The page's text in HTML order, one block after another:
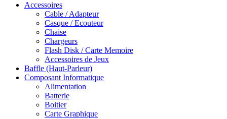
Accessoires
Cable / Adapteur
Casque / Ecouteur
Chaise
Chargeurs
Flash Disk / Carte Memoire
Accessoires de Jeux
Baffle (Haut-Parleur)
Composant Informatique
Alimentation
Batterie
Boitier
Carte Graphique